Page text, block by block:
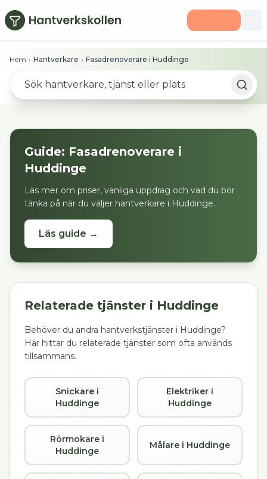
Hoppa till huvudinnehåll
Hem › Hantverkare › Fasadrenoverare i Huddinge
Guide: Fasadrenoverare i
Huddinge
Läs mer om priser, vanliga uppdrag och vad du bör
tänka på när du väljer hantverkare i Huddinge.
Läs guide →
Relaterade tjänster i Huddinge
Behöver du andra hantverkstjänster i Huddinge?
Här hittar du relaterade tjänster som ofta används
tillsammans.
Snickare i
Huddinge
Elektriker i
Huddinge
Rörmokare i
Huddinge
Målare i Huddinge